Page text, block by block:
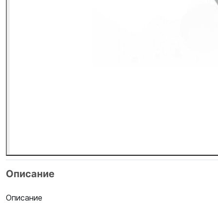
Описание
Описание